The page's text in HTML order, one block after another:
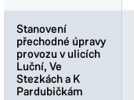
Stanovení
přechodné úpravy
provozu v ulicích
Luční, Ve
Stezkách a K
Pardubičkám
Stanovení
přechodné úpravy
provozu v ulicích
Luční, Ve
Stezkách a K
Pardubičkám